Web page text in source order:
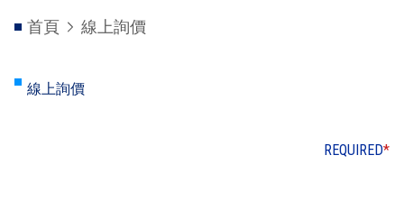
首頁 線上詢價
線上詢價
REQUIRED*